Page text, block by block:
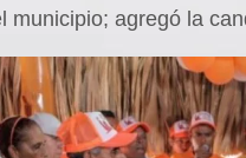
municipio; agregó la